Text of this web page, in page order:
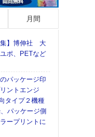
月間
集】博伸社 大
ポ、PETなど
パッケージ印
ントエンジ
タイプ２機種
パッケージ側
ープリントに